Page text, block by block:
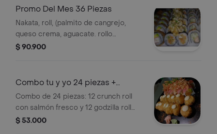
maduras, 12 de takay, camaron
(rollo tempura)
Promo Del Mes 36 Piezas
Nakata, roll, (palmito de cangrejo,
queso crema, aguacate. rollo
apanado)yasai roll, (vegetales
fuji).salmon roll, (salmon tempura,
pepino, queso crema, toppin de
masajo y ajonjoli)
$ 90.900
Combo tu y yo 24 piezas +
bedida gratis
Combo de 24 piezas: 12 crunch roll
con salmón fresco y 12 godzilla roll
cubiertos de atún. Incluye ensalada de
$ 53.000